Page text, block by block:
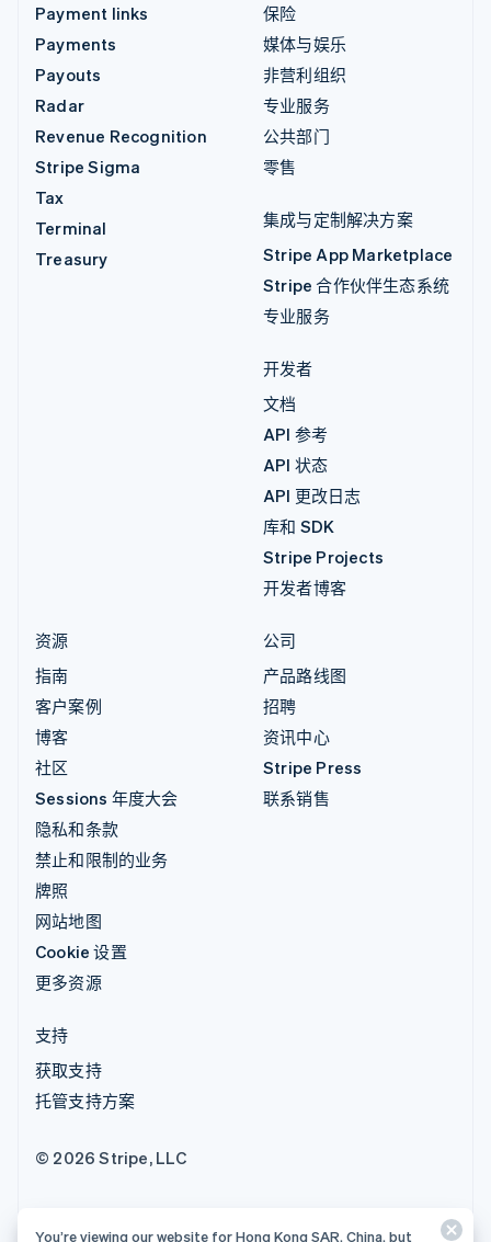
Payment links
Payments
Payouts
Radar
Revenue Recognition
Stripe Sigma
Tax
Terminal
Treasury
保险
媒体与娱乐
非营利组织
专业服务
公共部门
零售
集成与定制解决方案
Stripe App Marketplace
Stripe 合作伙伴生态系统
专业服务
开发者
文档
API 参考
API 状态
API 更改日志
库和 SDK
Stripe Projects
开发者博客
资源
指南
客户案例
博客
社区
Sessions 年度大会
隐私和条款
禁止和限制的业务
牌照
网站地图
Cookie 设置
更多资源
公司
产品路线图
招聘
资讯中心
Stripe Press
联系销售
支持
获取支持
托管支持方案
© 2026 Stripe, LLC
You’re viewing our website for Hong Kong SAR, China, but